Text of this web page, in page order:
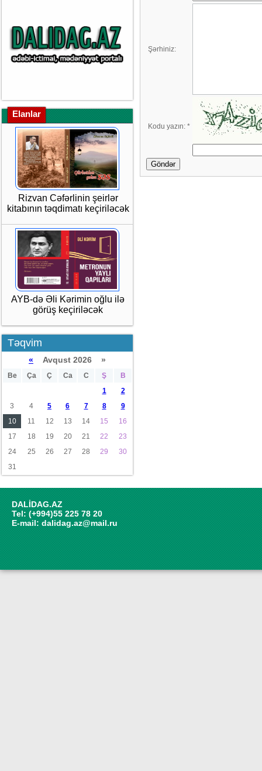
Elanlar
Rizvan Cəfərlinin şeirlər
kitabının təqdimatı keçiriləcək
AYB-də Əli Kərimin oğlu ilə
görüş keçiriləcək
Təqvim
« Avqust 2026 »
Be Ça Ç Ca C Ş
B
1
2
3
4 5 6 7 8
9
10
11 12 13 14 15
16
17
18 19 20 21 22
23
24
25 26 27 28 29
30
31
Şərhiniz:
Kodu yazın: *
Göndər
DALİDAG.AZ
Tel: (+994)55 225 78 20
E-mail: dalidag.az@mail.ru